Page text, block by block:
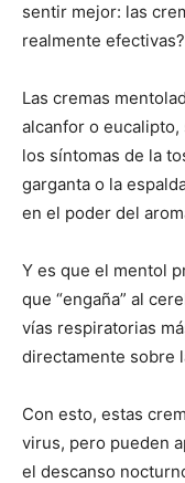
sentir mejor: las
realmente
Las cremas
alcanfor o
los síntomas de la
garganta o la
en el poder del
Y es que el mentol
que “engaña” al
vías respiratorias
directamente sobre
Con esto, estas
virus, pero pueden
el descanso